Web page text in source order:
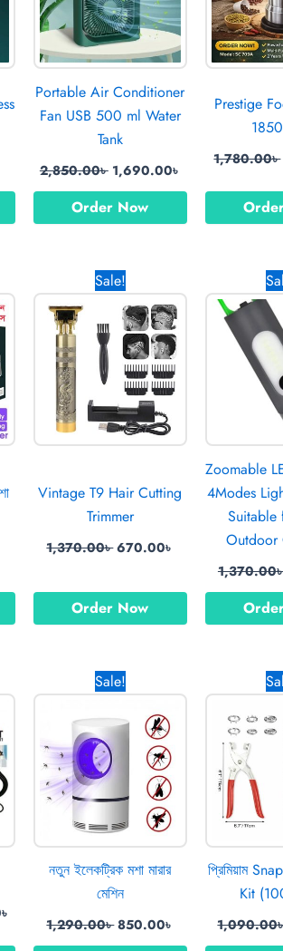
Portable Air Conditioner
Fan USB 500 ml Water
Tank
2,850.00৳ 1,690.00৳
Order Now
Prestige
1,780.00৳
.
price
is:
770.00৳ .
Sale!
Vintage T9 Hair Cutting
Trimmer
1,370.00৳
Original
price
was:
1,370.00৳ .
670.00৳
price
is:
670.00৳ .
Order Now
Zoomable
4Modes
Suitable
Outdoor
1,370.00
৳
price
4,870.00৳ .
Sale!
নতুন ইলেকট্রিক মশা মারার
মেশিন
1,290.00৳
Original
price
1,290.00৳ .
850.00৳
price
850.00৳ .
প্রিমিয়াম
Kit
1,090.00